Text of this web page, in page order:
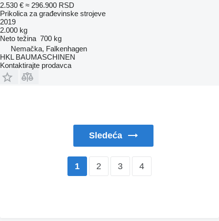
2.530 € ≈ 296.900 RSD
Prikolica za građevinske strojeve
2019
2.000 kg
Neto težina 700 kg
Nemačka, Falkenhagen
HKL BAUMASCHINEN
Kontaktirajte prodavca
Sledeća
1 2 3 4